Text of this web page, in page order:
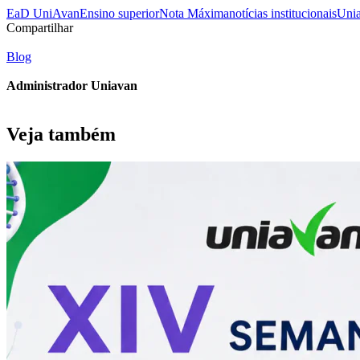
EaD UniAvanEnsino superiorNota Máximanotícias institucionais
Compartilhar
Blog
Administrador Uniavan
Veja também